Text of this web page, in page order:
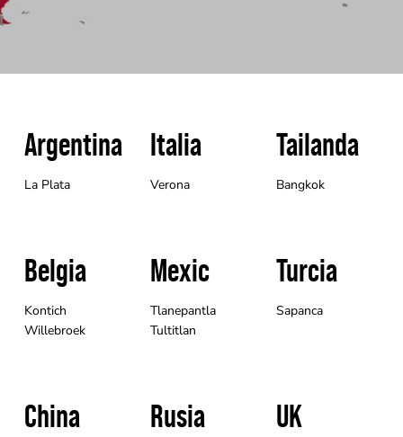
Argentina
La Plata
Italia
Verona
Tailanda
Bangkok
Belgia
Kontich
Willebroek
Mexic
Tlanepantla
Tultitlan
Turcia
Sapanca
China Rusia UK